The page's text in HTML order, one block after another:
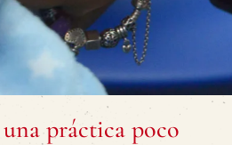
práctica poco